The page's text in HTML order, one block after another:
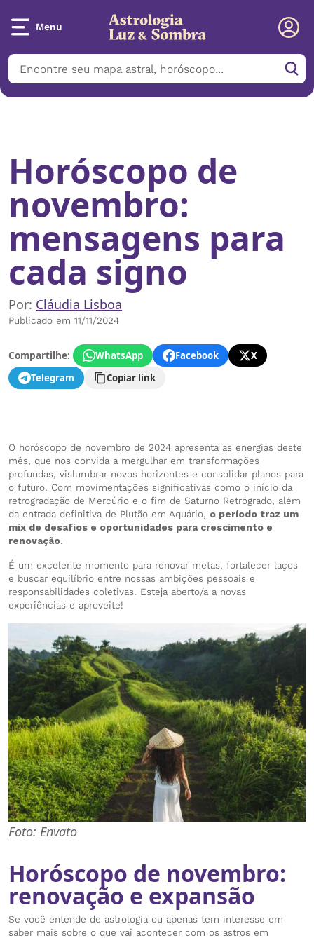
Menu
Início/Notícias/Horóscopo de novembro: mensagens para cada
Horóscopo de
novembro:
mensagens para
cada signo
Por: Cláudia Lisboa
Publicado em 11/11/2024
Compartilhe: WhatsApp Facebook
X
Telegram
Copiar link
O horóscopo de novembro de 2024 apresenta as energias deste
mês, que nos convida a mergulhar em transformações
profundas, vislumbrar novos horizontes e consolidar planos para
o futuro. Com movimentações significativas como o início da
retrogradação de Mercúrio e o fim de Saturno Retrógrado, além
da entrada definitiva de Plutão em Aquário, o período traz um
mix de desafios e oportunidades para crescimento e
renovação.
É um excelente momento para renovar metas, fortalecer laços
e buscar equilíbrio entre nossas ambições pessoais e
responsabilidades coletivas. Esteja aberto/a a novas
experiências e aproveite!
Foto: Envato
Horóscopo de novembro:
renovação e expansão
Se você entende de astrologia ou apenas tem interesse em
saber mais sobre o que vai acontecer com os astros em